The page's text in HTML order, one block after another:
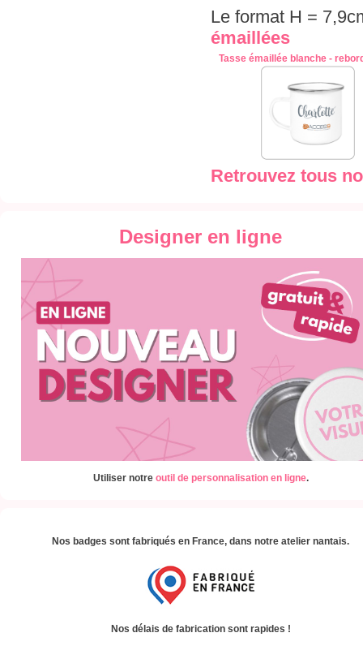
Le format H =
émaillées
Tasse émaillée blanche -
Retrouvez tous
Designer en ligne
Utiliser notre outil de personnalisation en ligne.
Nos badges sont fabriqués en France, dans notre atelier nantais.
Nos délais de fabrication sont rapides !